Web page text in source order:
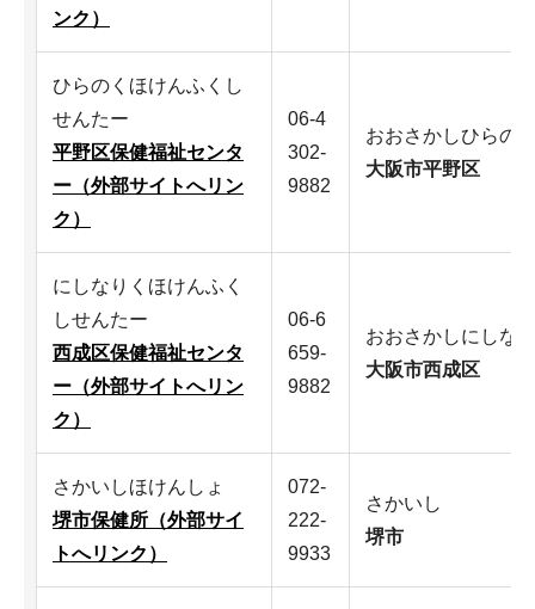
ンク）
ひらのくほけんふくし
せんたー
平野区保健福祉センタ
ー（外部サイトへリン
ク）
06-4
302-
9882
おおさかしひらの
大阪市平野区
にしなりくほけんふく
しせんたー
西成区保健福祉センタ
ー（外部サイトへリン
ク）
06-6
659-
9882
おおさかしにしな
大阪市西成区
さかいしほけんしょ
堺市保健所（外部サイ
トへリンク）
072-
222-
9933
さかいし
堺市